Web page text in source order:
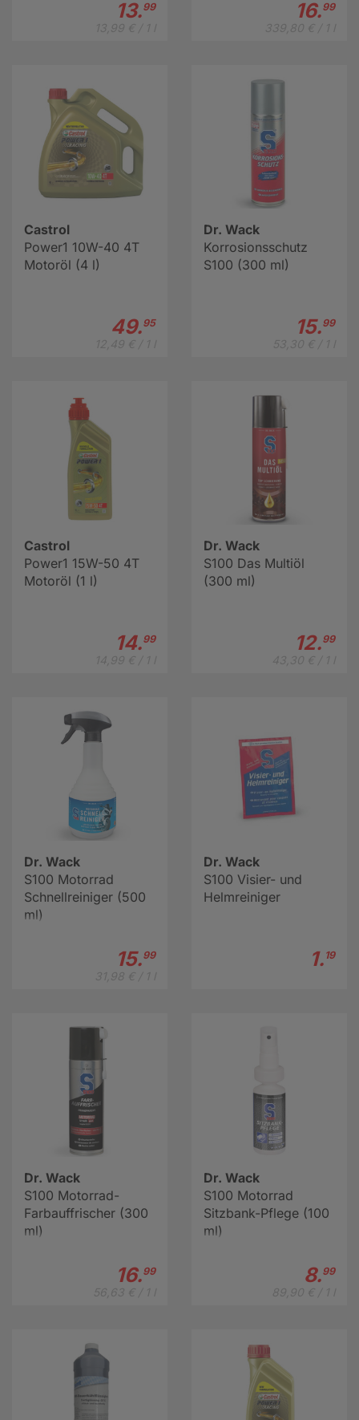
13.99 16.99
Castrol
Power1 10W-40 4T
Motoröl (4 l)
49.95
Dr. Wack
Korrosionsschutz
S100 (300 ml)
15.99
Castrol
Power1 15W-50 4T
Motoröl (1 l)
14.99
Dr. Wack
S100 Das Multiöl
(300 ml)
12.99
Dr. Wack
S100 Motorrad
Schnellreiniger (500
ml)
15.99
Dr. Wack
S100 Visier- und
Helmreiniger
1. 19
Dr. Wack
S100 Motorrad-
Farbauffrischer (300
ml)
16.99
Dr. Wack
S100 Motorrad
Sitzbank-Pflege (100
ml)
8.99